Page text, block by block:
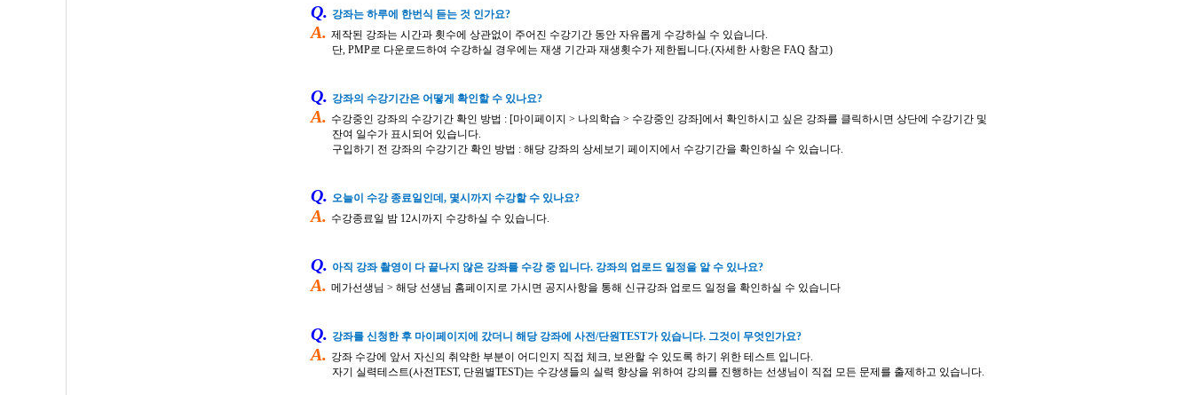
Q. 강좌는 하루에 한번식 듣는 것 인가요?
A. 제작된 강좌는 시간과 횟수에 상관없이 주어진 수강기간 동안 자유롭게 수강하실 수 있습니다.
단, PMP로 다운로드하여 수강하실 경우에는 재생 기간과 재생횟수가 제한됩니다.(자세한 사항은 FAQ 참고)
Q. 강좌의 수강기간은 어떻게 확인할 수 있나요?
A. 수강중인 강좌의 수강기간 확인 방법 : [마이페이지 > 나의학습 > 수강중인 강좌]에서 확인하시고 싶은 강좌를 클릭하시면 상단에 수강기간 및
잔여 일수가 표시되어 있습니다.
구입하기 전 강좌의 수강기간 확인 방법 : 해당 강좌의 상세보기 페이지에서 수강기간을 확인하실 수 있습니다.
Q. 오늘이 수강 종료일인데 , 몇시까지 수강할 수 있나요?
A. 수강종료일 밤 12시까지 수강하실 수 있습니다.
Q. 아직 강좌 촬영이 다 끝나지 않은 강좌를 수강 중 입니다. 강좌의 업로드 일정을 알 수 있나요?
A. 메가선생님 > 해당 선생님 홈페이지로 가시면 공지사항을 통해 신규강좌 업로드 일정을 확인하실 수 있습니다
Q. 강좌를 신청한 후 마이페이지에 갔더니 해당 강좌에 사전/단원TEST가 있습니다. 그것이 무엇인가요?
A. 강좌 수강에 앞서 자신의 취약한 부분이 어디인지 직접 체크, 보완할 수 있도록 하기 위한 테스트 입니다.
자기 실력테스트(사전TEST, 단원별TEST)는 수강생들의 실력 향상을 위하여 강의를 진행하는 선생님이 직접 모든 문제를 출제하고 있습니다.